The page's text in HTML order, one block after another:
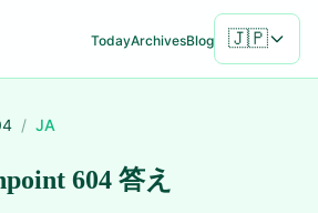
TodayArchivesBlog 🇯🇵
/ JA
604 答え